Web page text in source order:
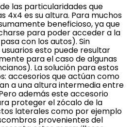
las particularidades que
4x4 es su altura. Para muchos
beneficioso, ya que
para poder acceder a la
con los autos). Sin
esto puede resultar
para el caso de algunas
La solución para estos
accesorios que actúan como
a una altura intermedia entre
además este accesorio
proteger el zócalo de la
laterales como por ejemplo
provenientes del